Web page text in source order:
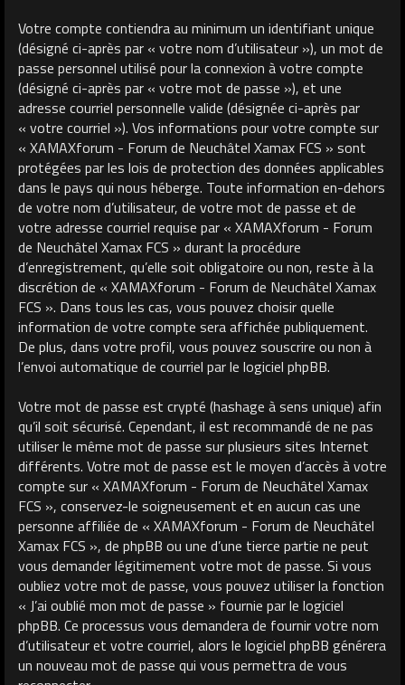
Votre compte contiendra au minimum un identifiant unique
(désigné ci-après par « votre nom d’utilisateur »), un mot de
passe personnel utilisé pour la connexion à votre compte
(désigné ci-après par « votre mot de passe »), et une
adresse courriel personnelle valide (désignée ci-après par
« votre courriel »). Vos informations pour votre compte sur
« XAMAXforum - Forum de Neuchâtel Xamax FCS » sont
protégées par les lois de protection des données applicables
dans le pays qui nous héberge. Toute information en-dehors
de votre nom d’utilisateur, de votre mot de passe et de
votre adresse courriel requise par « XAMAXforum - Forum
de Neuchâtel Xamax FCS » durant la procédure
d’enregistrement, qu’elle soit obligatoire ou non, reste à la
discrétion de « XAMAXforum - Forum de Neuchâtel Xamax
FCS ». Dans tous les cas, vous pouvez choisir quelle
information de votre compte sera affichée publiquement.
De plus, dans votre profil, vous pouvez souscrire ou non à
l’envoi automatique de courriel par le logiciel phpBB.
Votre mot de passe est crypté (hashage à sens unique) afin
qu’il soit sécurisé. Cependant, il est recommandé de ne pas
utiliser le même mot de passe sur plusieurs sites Internet
différents. Votre mot de passe est le moyen d’accès à votre
compte sur « XAMAXforum - Forum de Neuchâtel Xamax
FCS », conservez-le soigneusement et en aucun cas une
personne affiliée de « XAMAXforum - Forum de Neuchâtel
Xamax FCS », de phpBB ou une d’une tierce partie ne peut
vous demander légitimement votre mot de passe. Si vous
oubliez votre mot de passe, vous pouvez utiliser la fonction
« J’ai oublié mon mot de passe » fournie par le logiciel
phpBB. Ce processus vous demandera de fournir votre nom
d’utilisateur et votre courriel, alors le logiciel phpBB générera
un nouveau mot de passe qui vous permettra de vous